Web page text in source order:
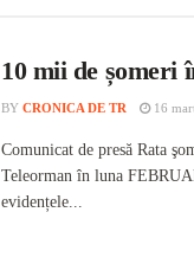
10 mii de șomeri
BY CRONICA DE TR 16
Comunicat de presă Rata
Teleorman în luna
evidențele...